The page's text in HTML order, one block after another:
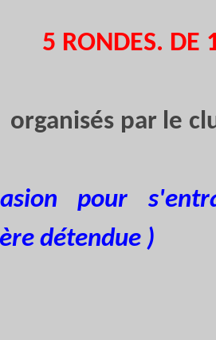
DE 10
organisés par le
pour
détendue )